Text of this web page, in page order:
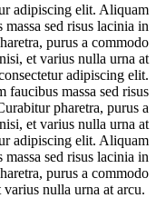
adipiscing elit. Aliquam
sed risus lacinia in
purus a commodo
et varius nulla urna at
adipiscing elit.
faucibus massa sed risus
pharetra, purus a
et varius nulla urna at
adipiscing elit. Aliquam
sed risus lacinia in
purus a commodo
nulla urna at arcu.